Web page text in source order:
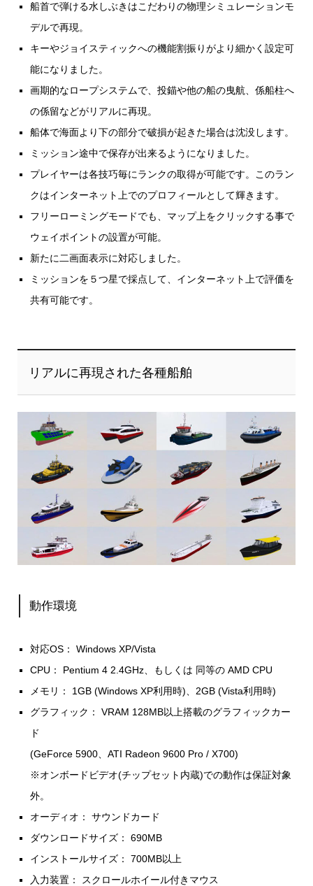
船首で弾ける水しぶきはこだわりの物理シミュレーションモ
デルで再現。
キーやジョイスティックへの機能割振りがより細かく設定可
能になりました。
画期的なロープシステムで、投錨や他の船の曳航、係船柱へ
の係留などがリアルに再現。
船体で海面より下の部分で破損が起きた場合は沈没します。
ミッション途中で保存が出来るようになりました。
プレイヤーは各技巧毎にランクの取得が可能です。このラン
クはインターネット上でのプロフィールとして輝きます。
フリーローミングモードでも、マップ上をクリックする事で
ウェイポイントの設置が可能。
新たに二画面表示に対応しました。
ミッションを５つ星で採点して、インターネット上で評価を
共有可能です。
リアルに再現された各種船舶
動作環境
対応OS： Windows XP/Vista
CPU： Pentium 4 2.4GHz、もしくは 同等の AMD CPU
メモリ： 1GB (Windows XP利用時)、2GB (Vista利用時)
グラフィック： VRAM 128MB以上搭載のグラフィックカー
ド
(GeForce 5900、ATI Radeon 9600 Pro / X700)
※オンボードビデオ(チップセット内蔵)での動作は保証対象
外。
オーディオ： サウンドカード
ダウンロードサイズ： 690MB
インストールサイズ： 700MB以上
入力装置： スクロールホイール付きマウス